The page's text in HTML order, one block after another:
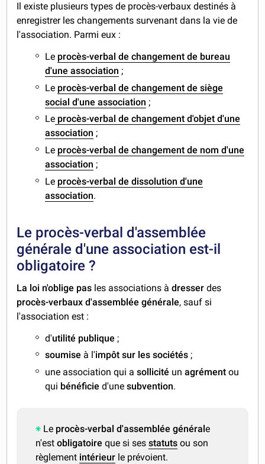
Il existe plusieurs types de procès-verbaux destinés à
enregistrer les changements survenant dans la vie de
l'association. Parmi eux :
Le procès-verbal de changement de bureau
d'une association ;
Le procès-verbal de changement de siège
social d'une association ;
Le procès-verbal de changement d'objet d'une
association ;
Le procès-verbal de changement de nom d'une
association ;
Le procès-verbal de dissolution d'une
association.
Le procès-verbal d'assemblée
générale d'une association est-il
obligatoire ?
La loi n'oblige pas les associations àdresser des
procès-verbaux d'assemblée générale, sauf si
l'association est :
d'utilité publique ;
soumise à l'impôt sur les sociétés ;
une association qui asollicité unagrément ou
qui bénéficie d'unesubvention.
Le procès-verbal d'assemblée générale
n'estobligatoire que si sesstatuts ou son
règlement intérieur le prévoient.